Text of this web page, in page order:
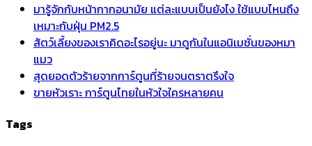
มารู้จักกับหน้ากากอนามัย แต่ละแบบเป็นยังไง ใช้แบบไหนถึง
เหมาะกับฝุ่น PM2.5
สัตว์เลี้ยงของเราคิดอะไรอยู่นะ มาดูกันในแอนิเมชั่นของหมา
แมว
สุดยอดตัวร้ายจากการ์ตูนที่ร้ายจนตราตรึงใจ
ขายหัวเราะ การ์ตูนไทยในหัวใจใครหลายคน
Tags